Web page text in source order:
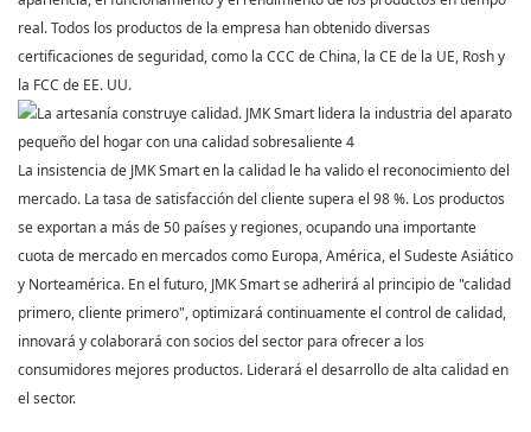
real. Todos los productos de la empresa han obtenido diversas
certificaciones de seguridad, como la CCC de China, la CE de la UE, Rosh y
la FCC de EE. UU.
La insistencia de JMK Smarten la calidad le ha valido el reconocimiento del
mercado. La tasa de satisfacción del cliente supera el 98 %. Los productos
se exportan a más de 50 países y regiones, ocupando una importante
cuota de mercado en mercados como Europa, América, el Sudeste Asiático
y Norteamérica. En el futuro, JMK Smart se adherirá al principio de "calidad
primero, cliente primero", optimizará continuamente el control de calidad,
innovará y colaborará con socios del sector para ofrecer a los
consumidores mejores productos. Liderará el desarrollo de alta calidad en
el sector.